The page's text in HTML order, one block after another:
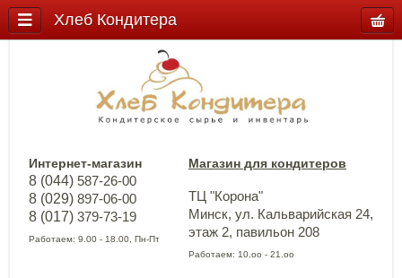
Интернет-магазин
8 (044) 587-26-00
8 (029) 897-06-00
8 (017) 379-73-19
Работаем: 9.00 - 18.00, Пн-Пт
Магазин для кондитеров
ТЦ "Корона"
Минск, ул. Кальварийская 24,
этаж 2, павильон 208
Работаем: 10.оо - 21.оо
Хлеб Кондитера